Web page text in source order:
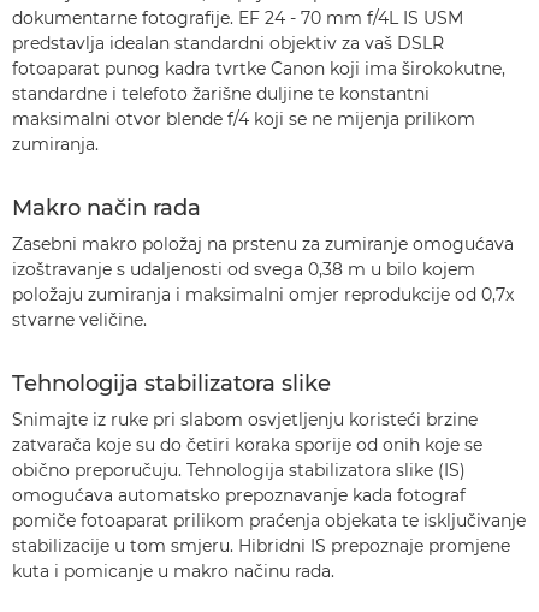
dokumentarne fotografije. EF 24 - 70 mm f/4L IS USM
predstavlja idealan standardni objektiv za vaš DSLR
fotoaparat punog kadra tvrtke Canon koji ima širokokutne,
standardne i telefoto žarišne duljine te konstantni
maksimalni otvor blende f/4 koji se ne mijenja prilikom
zumiranja.
Makro način rada
Zasebni makro položaj na prstenu za zumiranje omogućava
izoštravanje s udaljenosti od svega 0,38 m u bilo kojem
položaju zumiranja i maksimalni omjer reprodukcije od 0,7x
stvarne veličine.
Tehnologija stabilizatora slike
Snimajte iz ruke pri slabom osvjetljenju koristeći brzine
zatvarača koje su do četiri koraka sporije od onih koje se
obično preporučuju. Tehnologija stabilizatora slike (IS)
omogućava automatsko prepoznavanje kada fotograf
pomiče fotoaparat prilikom praćenja objekata te isključivanje
stabilizacije u tom smjeru. Hibridni IS prepoznaje promjene
kuta i pomicanje u makro načinu rada.